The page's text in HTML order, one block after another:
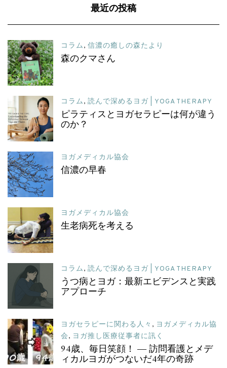
最近の投稿
コラム, 信濃の癒しの森たより
森のクマさん
コラム, 読んで深めるヨガ | YOGA THERAPY
ピラティスとヨガセラピーは何が違う
のか？
ヨガメディカル協会
信濃の早春
ヨガメディカル協会
生老病死を考える
コラム, 読んで深めるヨガ | YOGA THERAPY
うつ病とヨガ：最新エビデンスと実践
アプローチ
ヨガセラピーに関わる人々 , ヨガメディカル協
会, ヨガ推し医療従事者に訊く
94歳、毎日笑顔！ ― 訪問看護とメデ
ィカルヨガがつないだ4年の奇跡